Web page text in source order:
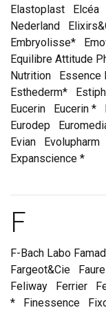
Elastoplast
Elcéa
Nederland
Embryolisse*
Equilibre Attitude
Nutrition
Essence
Esthederm*
Eucerin
Eucerin *
Eurodep
Evian
Evolupharm
Expanscience *
F
F-Bach Labo
Fargeot&Cie
Feliway
Ferrier
*
Finessence